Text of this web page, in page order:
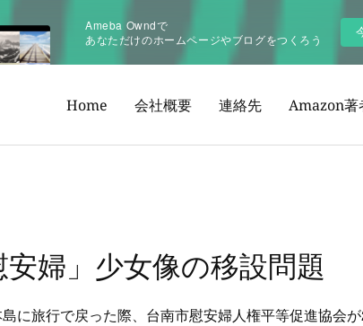
Ameba Owndで
あなただけのホームページやブログをつくろう
Home 会社概要 連絡先 Amazon著
婦」少女像の移設問題
に旅行で戻った際、台南市慰安婦人権平等促進協会